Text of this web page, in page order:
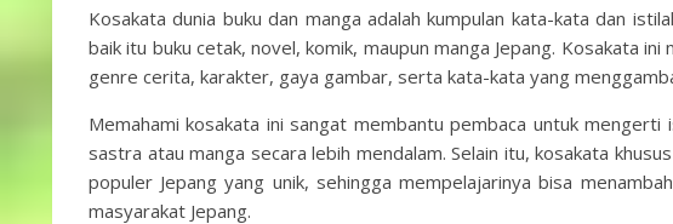
Kosakata dunia buku dan manga adalah kumpulan kata-kata dan
baik itu buku cetak, novel, komik, maupun manga Jepang. Kosakata
genre cerita, karakter, gaya gambar, serta kata-kata yang
Memahami kosakata ini sangat membantu pembaca untuk
sastra atau manga secara lebih mendalam. Selain itu, kosakata
populer Jepang yang unik, sehingga mempelajarinya bisa
masyarakat Jepang.